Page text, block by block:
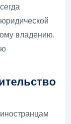
владению.